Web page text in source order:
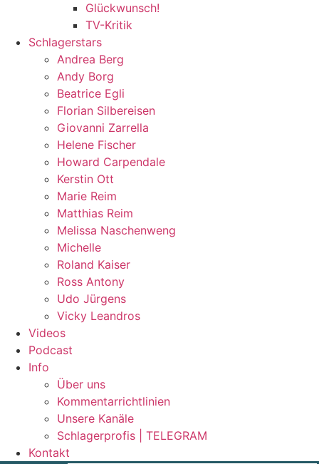
Glückwunsch!
TV-Kritik
Schlagerstars
Andrea Berg
Andy Borg
Beatrice Egli
Florian Silbereisen
Giovanni Zarrella
Helene Fischer
Howard Carpendale
Kerstin Ott
Marie Reim
Matthias Reim
Melissa Naschenweng
Michelle
Roland Kaiser
Ross Antony
Udo Jürgens
Vicky Leandros
Videos
Podcast
Info
Über uns
Kommentarrichtlinien
Unsere Kanäle
Schlagerprofis | TELEGRAM
Kontakt